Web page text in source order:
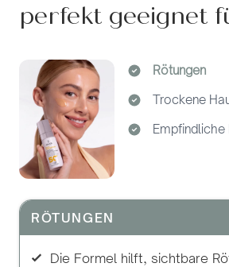
perfekt geeignet
Rötungen
Trockene
Empfindliche
RÖTUNGEN
Die Formel hilft, sichtbare